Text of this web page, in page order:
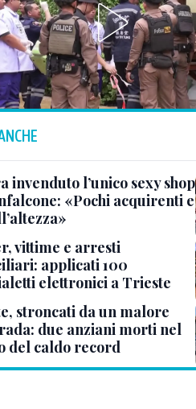
invenduto l’unico sexy shop
«Pochi acquirenti e
vittime e arresti
applicati 100
elettronici a Trieste
stroncati da un malore
due anziani morti nel
del caldo record